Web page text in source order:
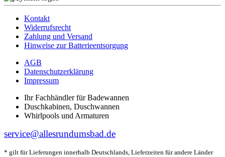
Kontakt
Widerrufsrecht
Zahlung und Versand
Hinweise zur Batterieentsorgung
AGB
Datenschutzerklärung
Impressum
Ihr Fachhändler für Badewannen
Duschkabinen, Duschwannen
Whirlpools und Armaturen
service@allesrundumsbad.de
* gilt für Lieferungen innerhalb Deutschlands, Lieferzeiten für andere Länder